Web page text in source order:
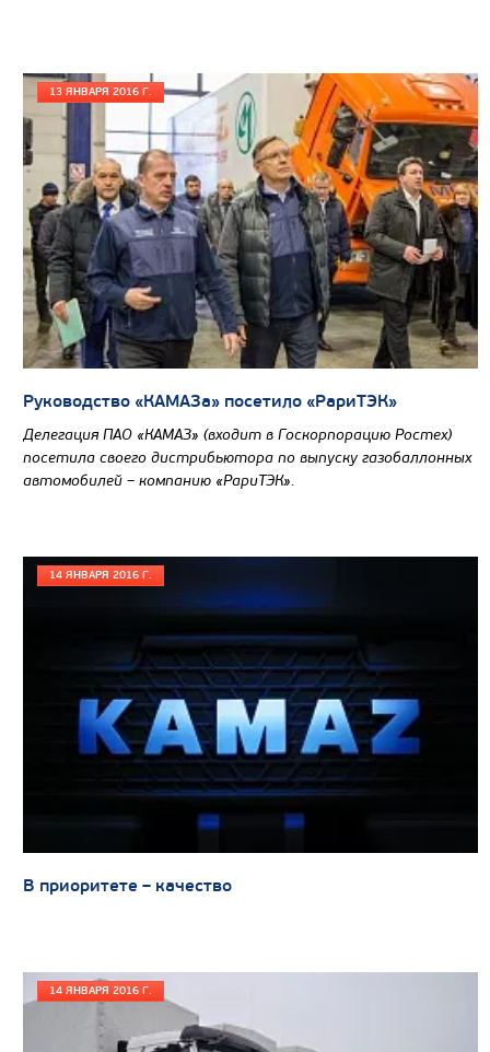
Колесная формула
Узнать цену
САМОСВАЛ КАМАЗ-6580
Цена по запросу
Производитель
Экологический класс
Грузоподъемность, кг
Вместимость кузова, м3
Направление разгрузки
13 ЯНВАРЯ 2016 Г.
Руководство «КАМАЗа» посетило «РариТЭК»
Делегация ПАО «КАМАЗ» (входит в Госкорпорацию Ростех)
посетила своего дистрибьютора по выпуску газобаллонных
автомобилей – компанию «РариТЭК».
14 ЯНВАРЯ 2016 Г.
В приоритете – качество
14 ЯНВАРЯ 2016 Г.